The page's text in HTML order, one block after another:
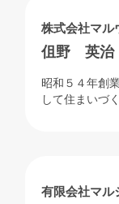
売買 リフォ
株式会社マル
伹野 英治
昭和５４年創
して住まいづ
売買
有限会社マル